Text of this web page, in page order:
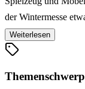
der Wintermesse
vor und lassen
Live-Shows und
Castell in Stein bei
Weiterlesen